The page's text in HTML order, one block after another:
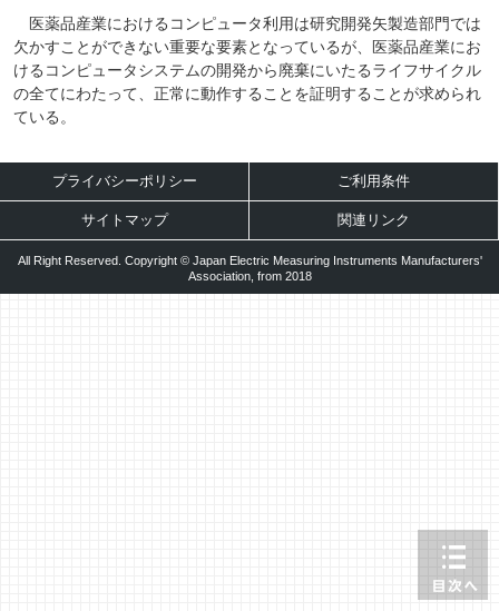
医薬品産業におけるコンピュータ利用は研究開発矢製造部門では
欠かすことができない重要な要素となっているが、医薬品産業にお
けるコンピュータシステムの開発から廃棄にいたるライフサイクル
の全てにわたって、正常に動作することを証明することが求められ
ている。
プライバシーポリシー ご利用条件
サイトマップ 関連リンク
All Right Reserved. Copyright © Japan Electric Measuring Instruments Manufacturers'
Association, from 2018